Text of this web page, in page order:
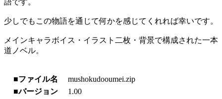
語です。
少しでもこの物語を通じて何かを感じてくれれば幸いです。
メインキャラボイス・イラスト二枚・背景で構成された一本
道ノベル。
■ファイル名
mushokudooumei.zip
■バージョン
1.00